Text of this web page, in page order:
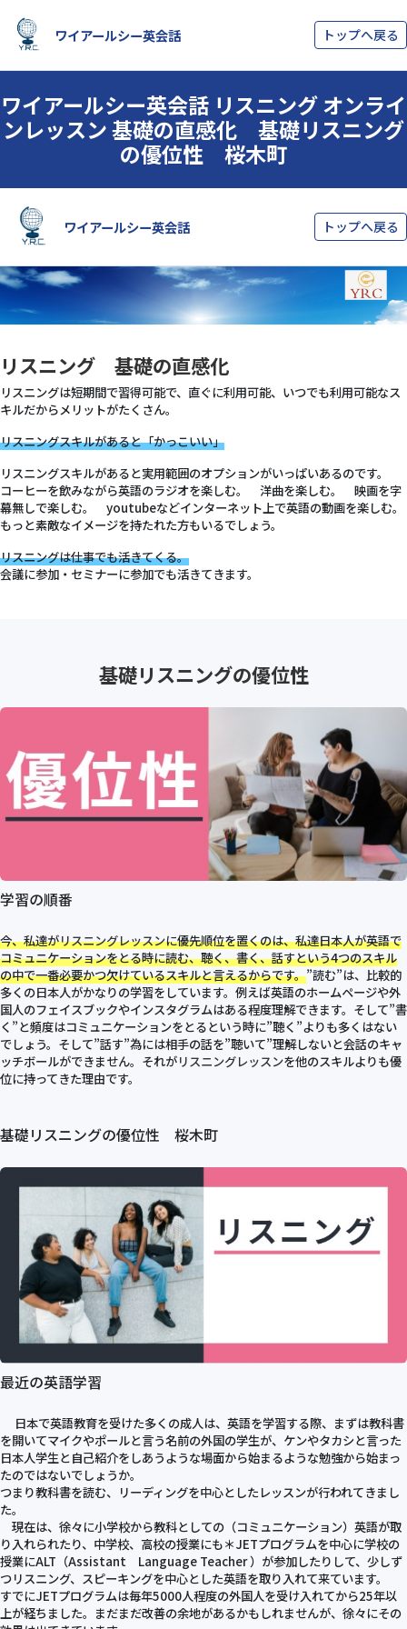
ワイアールシー英会話 トップへ戻る
ワイアールシー英会話 リスニング オンライ
ンレッスン 基礎の直感化 基礎リスニング
の優位性 桜木町
リスニング 基礎の直感化
リスニングは短期間で習得可能で、直ぐに利用可能、いつでも利用可能なス
キルだからメリットがたくさん。
リスニングスキルがあると「かっこいい」
リスニングスキルがあると実用範囲のオプションがいっぱいあるのです。
コーヒーを飲みながら英語のラジオを楽しむ。 洋曲を楽しむ。 映画を字
幕無しで楽しむ。 youtubeなどインターネット上で英語の動画を楽しむ。
もっと素敵なイメージを持たれた方もいるでしょう。
リスニングは仕事でも活きてくる。
会議に参加・セミナーに参加でも活きてきます。
基礎リスニングの優位性
学習の順番
今、私達がリスニングレッスンに優先順位を置くのは、私達日本人が英語で
コミュニケーションをとる時に読む、聴く、書く、話すという4つのスキル
の中で一番必要かつ欠けているスキルと言えるからです。”読む”は、比較的
多くの日本人がかなりの学習をしています。例えば英語のホームページや外
国人のフェイスブックやインスタグラムはある程度理解できます。そして”書
く”と頻度はコミュニケーションをとるという時に”聴く”よりも多くはない
でしょう。そして”話す”為には相手の話を”聴いて”理解しないと会話のキャ
ッチボールができません。それがリスニングレッスンを他のスキルよりも優
位に持ってきた理由です。
基礎リスニングの優位性 桜木町
最近の英語学習
日本で英語教育を受けた多くの成人は、英語を学習する際、まずは教科書
を開いてマイクやポールと言う名前の外国の学生が、ケンやタカシと言った
日本人学生と自己紹介をしあうような場面から始まるような勉強から始まっ
たのではないでしょうか。
つまり教科書を読む、リーディングを中心としたレッスンが行われてきまし
た。
現在は、徐々に小学校から教科としての（コミュニケーション）英語が取
り入れられたり、中学校、高校の授業にも＊JETプログラムを中心に学校の
授業にALT（Assistant Language Teacher ）が参加したりして、少しず
つリスニング、スピーキングを中心とした英語を取り入れて来ています。
すでにJETプログラムは毎年5000人程度の外国人を受け入れてから25年以
上が経ちました。まだまだ改善の余地があるかもしれませんが、徐々にその